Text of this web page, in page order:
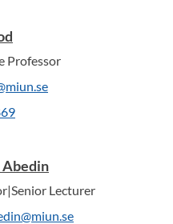
Professor
Abedin
Lecturer